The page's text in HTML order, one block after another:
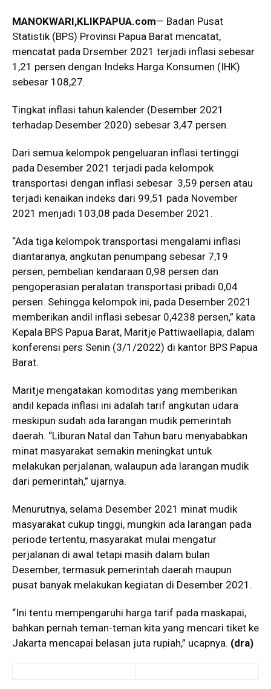
MANOKWARI,KLIKPAPUA.com— Badan Pusat
Statistik (BPS) Provinsi Papua Barat mencatat,
mencatat pada Drsember 2021 terjadi inflasi sebesar
1,21 persen dengan Indeks Harga Konsumen (IHK)
sebesar 108,27.
Tingkat inflasi tahun kalender (Desember 2021
terhadap Desember 2020) sebesar 3,47 persen.
Dari semua kelompok pengeluaran inflasi tertinggi
pada Desember 2021 terjadi pada kelompok
transportasi dengan inflasi sebesar 3,59 persen atau
terjadi kenaikan indeks dari 99,51 pada November
2021 menjadi 103,08 pada Desember 2021.
“Ada tiga kelompok transportasi mengalami inflasi
diantaranya, angkutan penumpang sebesar 7,19
persen, pembelian kendaraan 0,98 persen dan
pengoperasian peralatan transportasi pribadi 0,04
persen. Sehingga kelompok ini, pada Desember 2021
memberikan andil inflasi sebesar 0,4238 persen,” kata
Kepala BPS Papua Barat, Maritje Pattiwaellapia, dalam
konferensi pers Senin (3/1/2022) di kantor BPS Papua
Barat.
Maritje mengatakan komoditas yang memberikan
andil kepada inflasi ini adalah tarif angkutan udara
meskipun sudah ada larangan mudik pemerintah
daerah. “Liburan Natal dan Tahun baru menyababkan
minat masyarakat semakin meningkat untuk
melakukan perjalanan, walaupun ada larangan mudik
dari pemerintah,” ujarnya.
Menurutnya, selama Desember 2021 minat mudik
masyarakat cukup tinggi, mungkin ada larangan pada
periode tertentu, masyarakat mulai mengatur
perjalanan di awal tetapi masih dalam bulan
Desember, termasuk pemerintah daerah maupun
pusat banyak melakukan kegiatan di Desember 2021.
“Ini tentu mempengaruhi harga tarif pada maskapai,
bahkan pernah teman-teman kita yang mencari tiket ke
Jakarta mencapai belasan juta rupiah,” ucapnya. (dra)